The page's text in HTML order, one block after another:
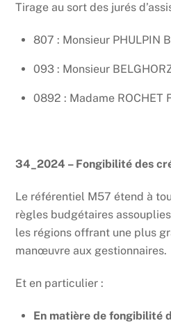
Tirage au sort des jurés
807 : Monsieur PHULPIN
093 : Monsieur
0892 : Madame ROCHET
34_2024 – Fongibilité des
Le référentiel M57 étend à
règles budgétaires
les régions offrant une plus
manœuvre aux gestionnaires.
Et en particulier :
En matière de fongibilité